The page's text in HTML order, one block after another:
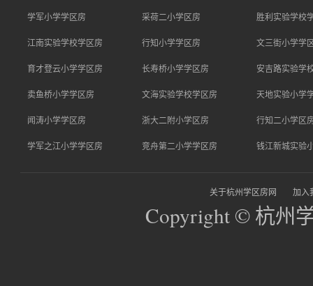
学军小学学区房 采荷二小学区房 胜利实验学校
江南实验学校学区房 行知小学学区房 文三街小学学
育才登云小学学区房 长寿桥小学学区房 安吉路实验学
卖鱼桥小学学区房 文海实验学校学区房 天地实验小学
闻涛小学学区房 浙大二附小学区房 行知二小学区
学军之江小学学区房 竞舟第二小学学区房 钱江新城实验
关于杭州学区房网 加入
Copyright © 杭州